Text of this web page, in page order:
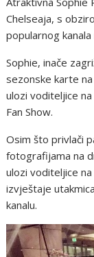
Chelseaja, s
popularnog
Sophie, inače
sezonske karte
ulozi voditeljice
Fan Show.
Osim što privlači
fotografijama na
ulozi voditeljice
izvještaje
kanalu.